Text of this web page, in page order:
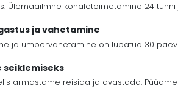
Ülemaailmne kohaletoimetamine 24
ja vahetamine
ja ümbervahetamine on lubatud 30
seiklemiseks
armastame reisida ja avastada.